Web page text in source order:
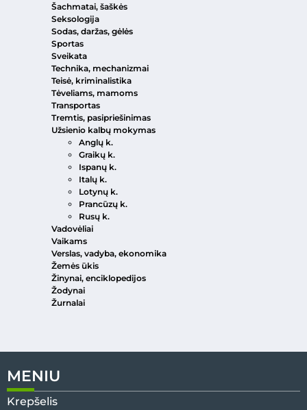
Šachmatai, šaškės
Seksologija
Sodas, daržas, gėlės
Sportas
Sveikata
Technika, mechanizmai
Teisė, kriminalistika
Tėveliams, mamoms
Transportas
Tremtis, pasipriešinimas
Užsienio kalbų mokymas
Anglų k.
Graikų k.
Ispanų k.
Italų k.
Lotynų k.
Prancūzų k.
Rusų k.
Vadovėliai
Vaikams
Verslas, vadyba, ekonomika
Žemės ūkis
Žinynai, enciklopedijos
Žodynai
Žurnalai
MENIU
Krepšelis